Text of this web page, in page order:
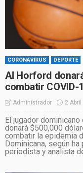
CORONAVIRUS DEPORTE
Al Horford
combatir COVID-
Administrador 2 Abril
El jugador
donará $500,000
combatir la epidemia
Dominicana, según
periodista y analista